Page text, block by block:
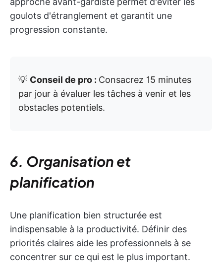
goulots d'étranglement et garantit une
progression constante.
💡 Conseil de pro : Consacrez 15 minutes
par jour à évaluer les tâches à venir et les
obstacles potentiels.
6. Organisation et
planification
Une planification bien structurée est
indispensable à la productivité. Définir des
priorités claires aide les professionnels à se
concentrer sur ce qui est le plus important.